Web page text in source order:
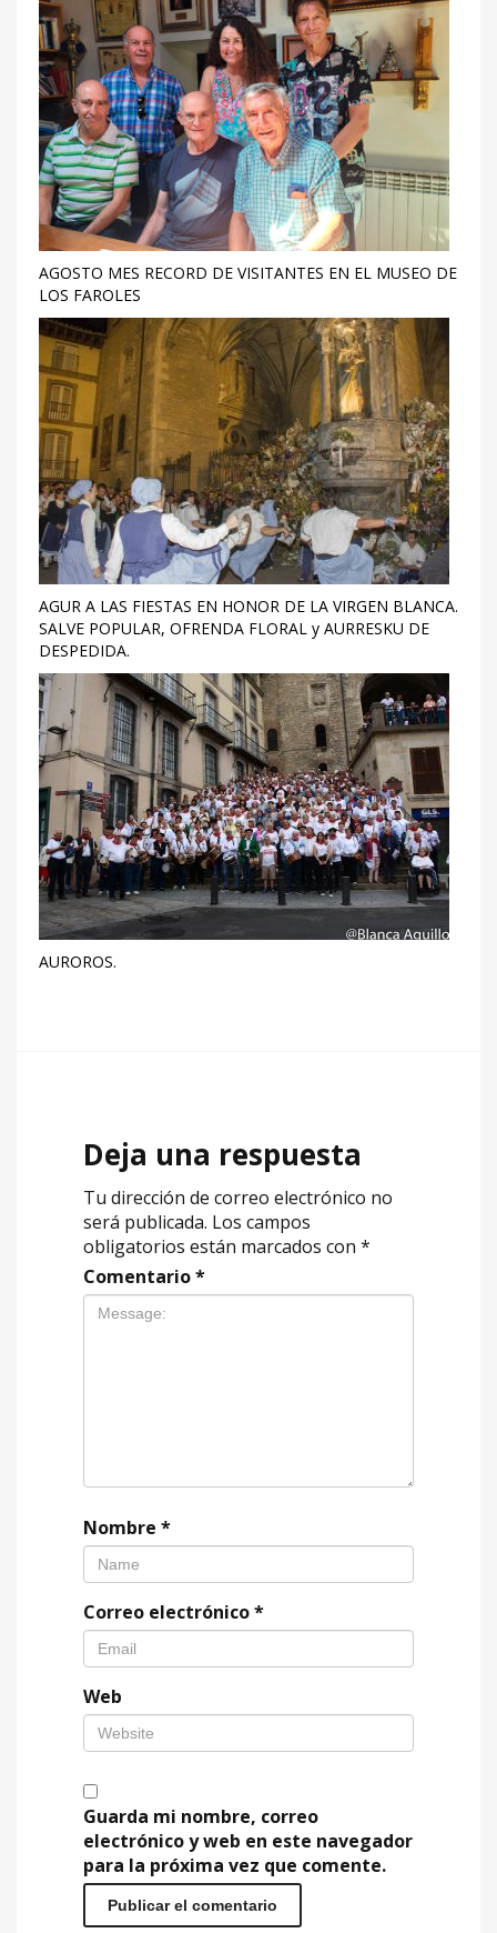
AGOSTO MES RECORD DE VISITANTES EN EL MUSEO DE
LOS FAROLES
AGUR A LAS FIESTAS EN HONOR DE LA VIRGEN BLANCA.
SALVE POPULAR, OFRENDA FLORAL y AURRESKU DE
DESPEDIDA.
AUROROS.
Deja una respuesta
Tu dirección de correo electrónico no
será publicada. Los campos
obligatorios están marcados con *
Comentario*
Nombre *
Correo electrónico*
Web
Guarda mi nombre, correo
electrónico y web en este navegador
para la próxima vez que comente.